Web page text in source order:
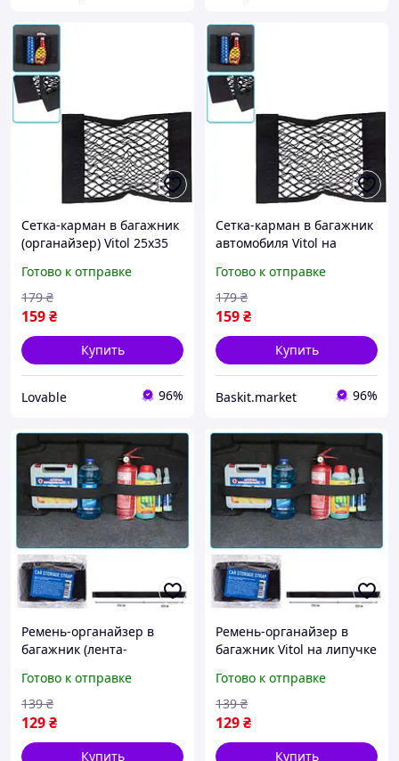
Сетка-карман в багажник
(органайзер) Vitol 25х35
автомобильная сетка для
багажа Черная
Готово к отправке
159₴
179 ₴
Купить
Lovable 96%
Сетка-карман в багажник
автомобиля Vitol на
Черная
Готово к отправке
159₴
179 ₴
Купить
Baskit.market 96%
Ремень-органайзер в
багажник (лента-
Vitol 80х5 см, эластичный
автодержатель на 2
отделения, черный
Готово к отправке
129₴
139 ₴
Купить
Ремень-органайзер в
багажник Vitol на липучке
отделения)
Готово к отправке
129₴
139 ₴
Купить